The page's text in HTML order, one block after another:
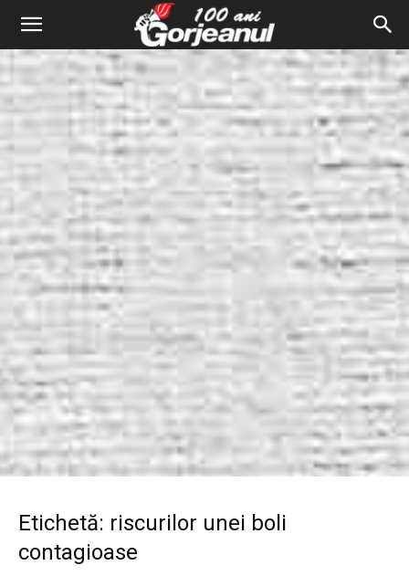
Etichetă: riscurilor unei boli
contagioase